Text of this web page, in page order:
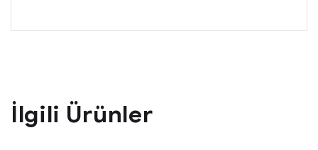
İlgili Ürünler